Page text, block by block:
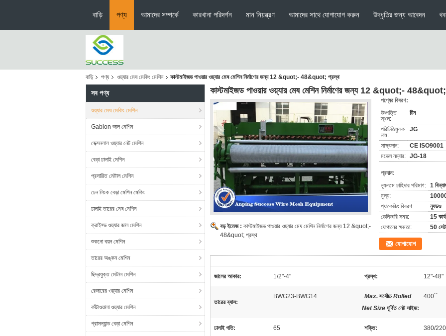
বাড়ি পণ্য আমাদের সম্পর্কে কারখানা পরিদর্শন মান নিয়ন্ত্রণ আমাদের সাথে যোগাযোগ করুন উদ্ধৃতির জন্য আবেদন
বাড়ি পণ্য ওয়্যার মেষ মেকিং মেশিন কাস্টমাইজড পাওয়ার ওয়্যার মেষ মেশিন নির্মাণের জন্য 12 &quot;- 48&quot; প্রস্থ
সব পণ্য
ওয়্যার মেষ মেকিং মেশিন
Gabion জাল মেশিন
হেক্সনলাল ওয়্যার নেট মেশিন
বেড়া ঢালাই মেশিন
প্রসারিত মেটাল মেশিন
চেন লিংক বেড়া মেশিন মেকিং
ঢালাই তারের মেষ মেশিন
ক্রাইফ্ড ওয়্যার জাল মেশিন
শুকনো বয়ন মেশিন
তারের অঙ্কন মেশিন
ছিদ্রযুক্ত মেটাল মেশিন
রেজারের ওয়্যার মেশিন
কাঁটাওয়ালা ওয়্যার মেশিন
গ্রাসল্যান্ড বেড়া মেশিন
কাস্টমাইজড পাওয়ার ওয়্যার মেষ মেশিন নির্মাণের জন্য 12 &quot;-
বড় ইমেজ : কাস্টমাইজড পাওয়ার ওয়্যার মেষ মেশিন নির্মাণের জন্য 12 &quot;-
48&quot; প্রস্থ
পণ্যের বিবরণ:
উৎপত্তি
স্থল:
চীন
পরিচিতিমুলক
নাম:
JG
সাক্ষ্যদান:
CE ISO9001
মডেল নম্বার: JG-18
প্রদান:
ন্যূনতম চাহিদার পরিমাণ: 1
মূল্য:
প্যাকেজিং বিবরণ:
ন্যুডও
ডেলিভারি সময়:
15
যোগানের ক্ষমতা:
50
যোগাযোগ
জালের আকার: 1/2"-4" প্রস্থ: 12"-48"
তারের ব্যাস:
BWG23-BWG14 Max. সর্বোচ্চ Rolled
Net Size ঘূর্ণিত নেট সাইজ:
400``
ঢালাই গতি: 65 শক্তি: 380/